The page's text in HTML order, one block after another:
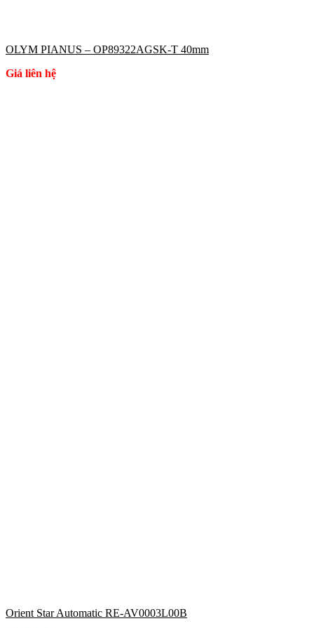
OLYM PIANUS – OP89322AGSK-T 40mm
Giá liên hệ
Orient Star Automatic RE-AV0003L00B